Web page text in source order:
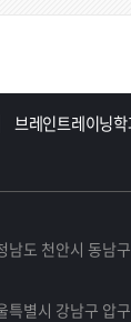
브레인트레이닝
도 천안시 동남
특별시 강남구